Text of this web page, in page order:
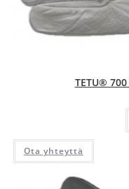
TETU®
Ota yhteyttä